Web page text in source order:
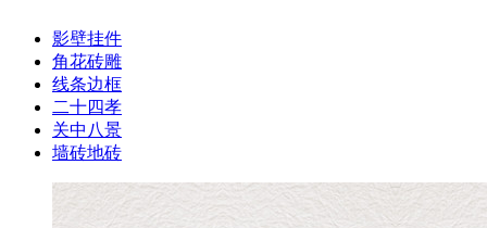
影壁挂件
角花砖雕
线条边框
二十四孝
关中八景
墙砖地砖